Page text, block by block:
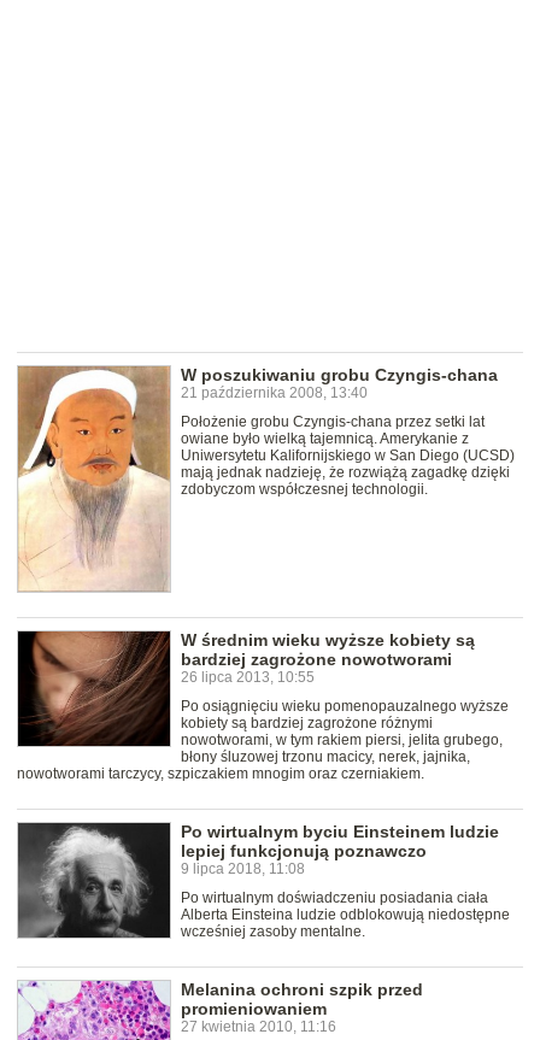
W poszukiwaniu grobu Czyngis-chana
21 października 2008, 13:40
Położenie grobu Czyngis-chana przez setki lat
owiane było wielką tajemnicą. Amerykanie z
Uniwersytetu Kalifornijskiego w San Diego (UCSD)
mają jednak nadzieję, że rozwiążą zagadkę dzięki
zdobyczom współczesnej technologii.
W średnim wieku wyższe kobiety są
bardziej zagrożone nowotworami
26 lipca 2013, 10:55
Po osiągnięciu wieku pomenopauzalnego wyższe
kobiety są bardziej zagrożone różnymi
nowotworami, w tym rakiem piersi, jelita grubego,
błony śluzowej trzonu macicy, nerek, jajnika,
nowotworami tarczycy, szpiczakiem mnogim oraz czerniakiem.
Po wirtualnym byciu Einsteinem ludzie
lepiej funkcjonują poznawczo
9 lipca 2018, 11:08
Po wirtualnym doświadczeniu posiadania ciała
Alberta Einsteina ludzie odblokowują niedostępne
wcześniej zasoby mentalne.
Melanina ochroni szpik przed
promieniowaniem
27 kwietnia 2010, 11:16